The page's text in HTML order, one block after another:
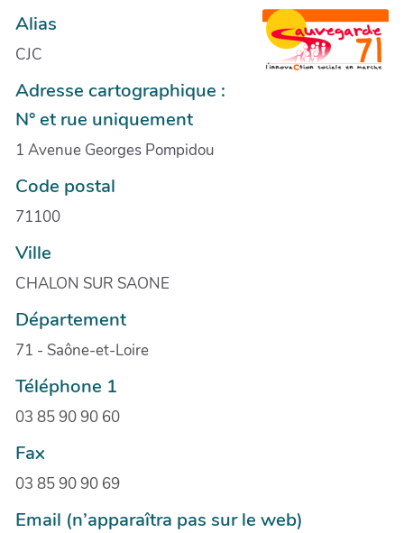
Alias
CJC
Adresse cartographique :
N° et rue uniquement
1 Avenue Georges Pompidou
Code postal
71100
Ville
CHALON SUR SAONE
Département
71 - Saône-et-Loire
Téléphone 1
03 85 90 90 60
Fax
03 85 90 90 69
Email (n’apparaîtra pas sur le web)